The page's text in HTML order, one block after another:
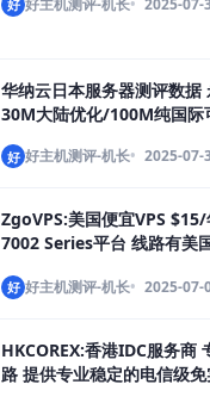
好
华纳云日本服务器测评数据
30M大陆优化/100M纯国际
好 好主机测评-机长 2025-07-
ZgoVPS:美国便宜VPS
7002 Series平台 线路有美
好 好主机测评-机长 2025-07-
HKCOREX:香港IDC服务商
路 提供专业稳定的电信级